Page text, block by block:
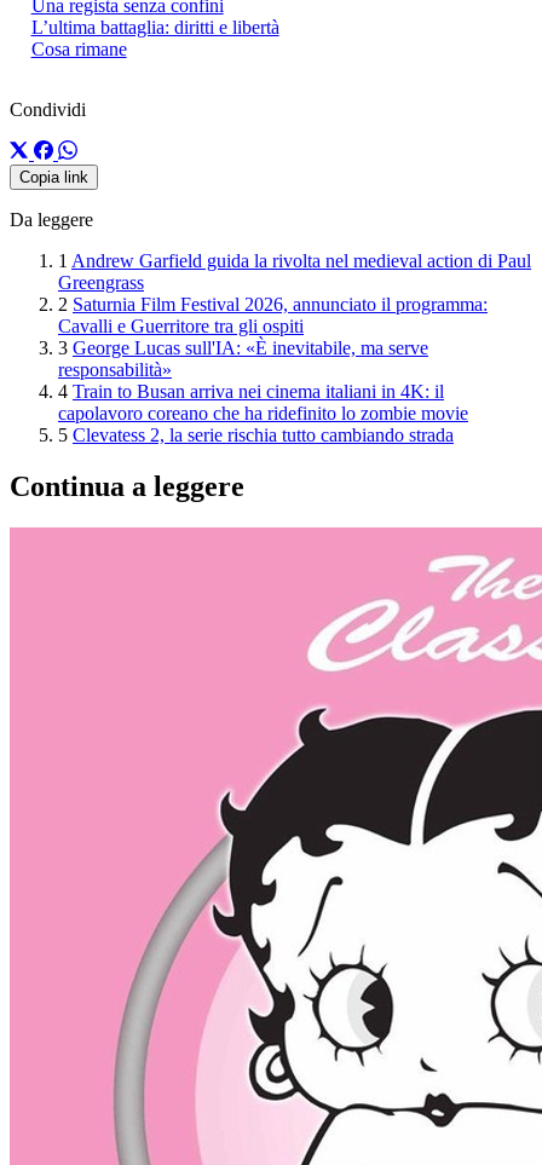
Una regista senza confini
L’ultima battaglia: diritti e libertà
Cosa rimane
Condividi
Copia link
Da leggere
1 Andrew Garfield guida la rivolta nel medieval action di Paul
Greengrass
2 Saturnia Film Festival 2026, annunciato il programma:
Cavalli e Guerritore tra gli ospiti
3 George Lucas sull'IA: «È inevitabile, ma serve
responsabilità»
4 Train to Busan arriva nei cinema italiani in 4K: il
capolavoro coreano che ha ridefinito lo zombie movie
5 Clevatess 2, la serie rischia tutto cambiando strada
Continua a leggere